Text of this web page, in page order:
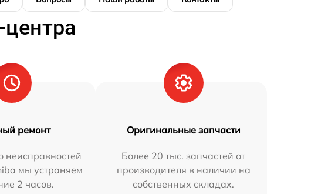
ремонт
неисправностей
мы устраняем
2 часов.
Оригинальные запчасти
Более 20 тыс. запчастей от
производителя в наличии на
собственных складах.